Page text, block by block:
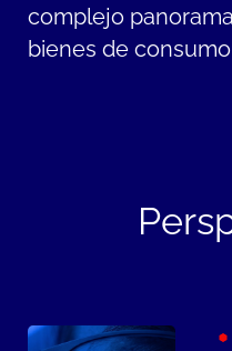
complejo
bienes de